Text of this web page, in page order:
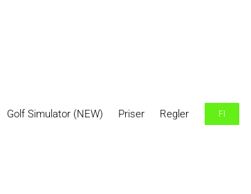
Golf Simulator (NEW) Priser Regler FI